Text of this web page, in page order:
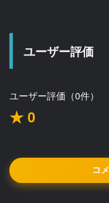
ユーザー評価
ユーザー評価（0件）
★ 0
コ